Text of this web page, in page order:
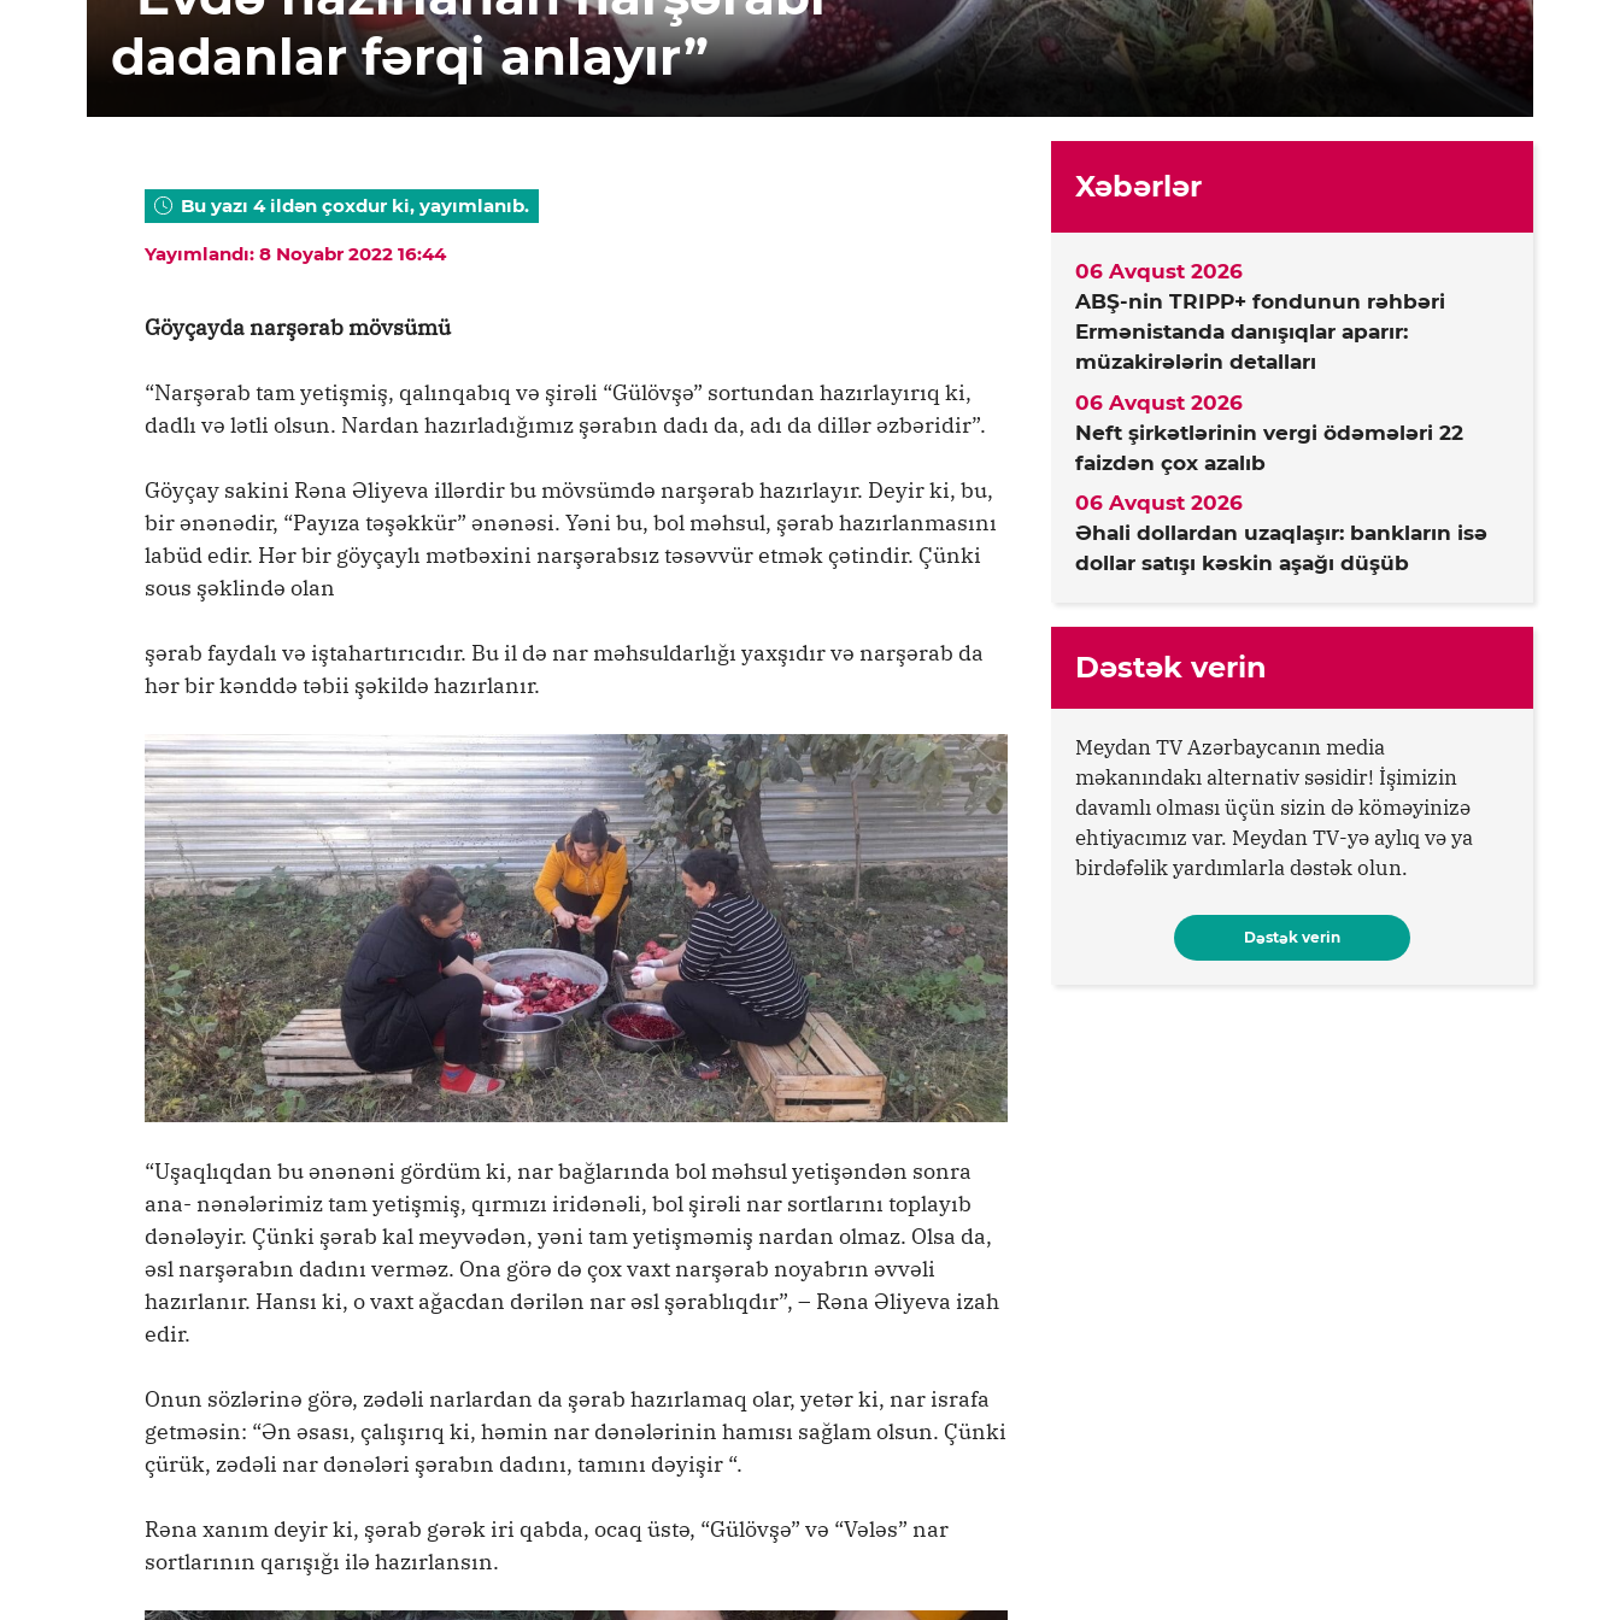
dadanlar fərqi anlayır”
Bu yazı 4 ildən çoxdur ki, yayımlanıb.
Yayımlandı: 8 Noyabr 2022 16:44
Göyçayda narşərab mövsümü
“Narşərab tam yetişmiş, qalınqabıq və şirəli “Gülövşə” sortundan hazırlayırıq ki,
dadlı və lətli olsun. Nardan hazırladığımız şərabın dadı da, adı da dillər əzbəridir”.
Göyçay sakini Rəna Əliyeva illərdir bu mövsümdə narşərab hazırlayır. Deyir ki, bu,
bir ənənədir, “Payıza təşəkkür” ənənəsi. Yəni bu, bol məhsul, şərab hazırlanmasını
labüd edir. Hər bir göyçaylı mətbəxini narşərabsız təsəvvür etmək çətindir. Çünki
sous şəklində olan
şərab faydalı və iştahartırıcıdır. Bu il də nar məhsuldarlığı yaxşıdır və narşərab da
hər bir kənddə təbii şəkildə hazırlanır.
“Uşaqlıqdan bu ənənəni gördüm ki, nar bağlarında bol məhsul yetişəndən sonra
ana- nənələrimiz tam yetişmiş, qırmızı iridənəli, bol şirəli nar sortlarını toplayıb
dənələyir. Çünki şərab kal meyvədən, yəni tam yetişməmiş nardan olmaz. Olsa da,
əsl narşərabın dadını verməz. Ona görə də çox vaxt narşərab noyabrın əvvəli
hazırlanır. Hansı ki, o vaxt ağacdan dərilən nar əsl şərablıqdır”, – Rəna Əliyeva izah
edir.
Onun sözlərinə görə, zədəli narlardan da şərab hazırlamaq olar, yetər ki, nar israfa
getməsin: “Ən əsası, çalışırıq ki, həmin nar dənələrinin hamısı sağlam olsun. Çünki
çürük, zədəli nar dənələri şərabın dadını, tamını dəyişir “.
Rəna xanım deyir ki, şərab gərək iri qabda, ocaq üstə, “Gülövşə” və “Vələs” nar
sortlarının qarışığı ilə hazırlansın.
Xəbərlər
ABŞ-nin TRIPP+ fondunun rəhbəri
Ermənistanda danışıqlar aparır:
müzakirələrin detalları
06 Avqust 2026
Neft şirkətlərinin vergi ödəmələri 22
faizdən çox azalıb
06 Avqust 2026
Əhali dollardan uzaqlaşır: bankların isə
dollar satışı kəskin aşağı düşüb
06 Avqust 2026
Dəstək verin
Meydan TV Azərbaycanın media
məkanındakı alternativ səsidir! İşimizin
davamlı olması üçün sizin də köməyinizə
ehtiyacımız var. Meydan TV-yə aylıq və ya
birdəfəlik yardımlarla dəstək olun.
Dəstək verin